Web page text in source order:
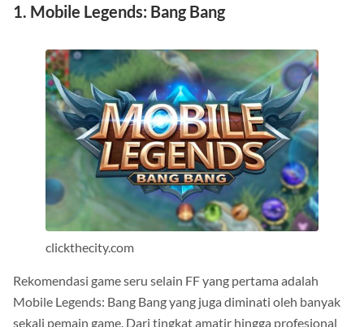
1. Mobile Legends: Bang Bang
clickthecity.com
Rekomendasi game seru selain FF yang pertama adalah
Mobile Legends: Bang Bang yang juga diminati oleh banyak
sekali pemain game. Dari tingkat amatir hingga profesional